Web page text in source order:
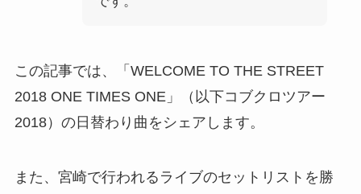
この記事では、「WELCOME TO THE STREET
2018 ONE TIMES ONE」（以下コブクロツアー
2018）の日替わり曲をシェアします。
また、宮崎で行われるライブのセットリストを勝